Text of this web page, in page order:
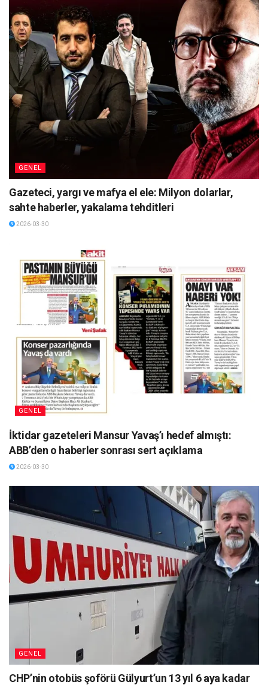
GENEL
Gazeteci, yargı ve mafya el ele: Milyon dolarlar,
sahte haberler, yakalama tehditleri
2026-03-30
GENEL
İktidar gazeteleri Mansur Yavaş’ı hedef almıştı:
ABB’den o haberler sonrası sert açıklama
2026-03-30
GENEL
CHP’nin otobüs şoförü Gülyurt’un 13 yıl 6 aya kadar